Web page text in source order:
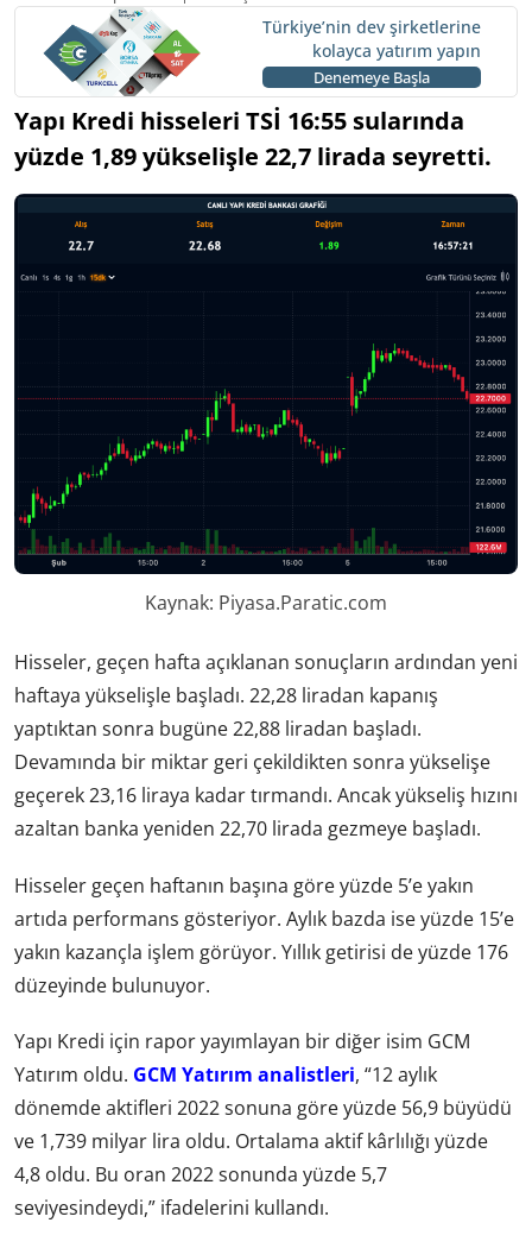
Türkiye’nin dev şirketlerine
kolayca yatırım yapın
Denemeye Başla
Yapı Kredi hisseleri TSİ 16:55 sularında
yüzde 1,89 yükselişle 22,7 lirada seyretti.
Kaynak: Piyasa.Paratic.com
Hisseler, geçen hafta açıklanan sonuçların ardından yeni
haftaya yükselişle başladı. 22,28 liradan kapanış
yaptıktan sonra bugüne 22,88 liradan başladı.
Devamında bir miktar geri çekildikten sonra yükselişe
geçerek 23,16 liraya kadar tırmandı. Ancak yükseliş hızını
azaltan banka yeniden 22,70 lirada gezmeye başladı.
Hisseler geçen haftanın başına göre yüzde 5’e yakın
artıda performans gösteriyor. Aylık bazda ise yüzde 15’e
yakın kazançla işlem görüyor. Yıllık getirisi de yüzde 176
düzeyinde bulunuyor.
Yapı Kredi için rapor yayımlayan bir diğer isim GCM
Yatırım oldu. GCM Yatırım analistleri, “12 aylık
dönemde aktifleri 2022 sonuna göre yüzde 56,9 büyüdü
ve 1,739 milyar lira oldu. Ortalama aktif kârlılığı yüzde
4,8 oldu. Bu oran 2022 sonunda yüzde 5,7
seviyesindeydi,” ifadelerini kullandı.